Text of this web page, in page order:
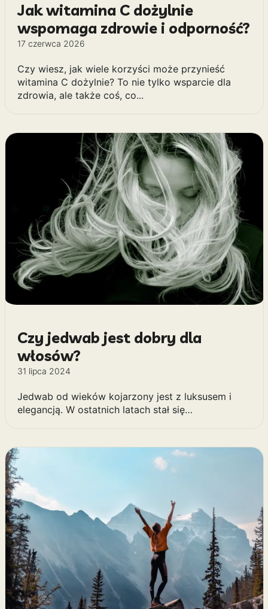
Jak witamina C dożylnie
wspomaga zdrowie i odporność?
17 czerwca 2026
Czy wiesz, jak wiele korzyści może przynieść
witamina C dożylnie? To nie tylko wsparcie dla
zdrowia, ale także coś, co...
Czy jedwab jest dobry dla
włosów?
31 lipca 2024
Jedwab od wieków kojarzony jest z luksusem i
elegancją. W ostatnich latach stał się…